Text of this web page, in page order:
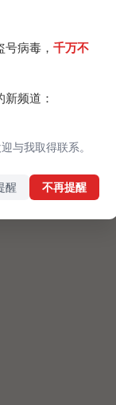
病毒， 千万不
频道：
与我取得联系。
醒 不再提醒